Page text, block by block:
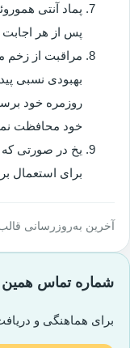
پماد آنتی
پس از هر اجابت
مراقبت از زخم
بهبودی نسبی
روزمره خود
خود محافظت
یخ در صورتی که
برای استعمال
آخرین به‌روزرسانی قالب و
شماره تماس
برای هماهنگی و